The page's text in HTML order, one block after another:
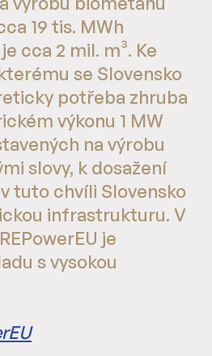
19 tis. MWh
cca 2 mil. m³. Ke
se Slovensko
potřeba zhruba
výkonu 1 MW
na výrobu
slovy, k dosažení
tuto chvíli Slovensko
infrastrukturu. V
je
s vysokou